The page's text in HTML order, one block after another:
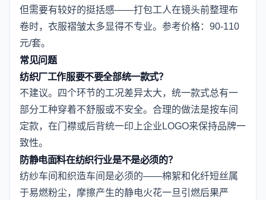
但需要有较好的挺括感——打包工人在镜头前整理布
卷时，衣服褶皱太多显得不专业。参考价格：90-110
元/套。
常见问题
纺织厂工作服要不要全部统一款式？
不建议。四个环节的工况差异太大，统一款式总有一
部分工种穿着不舒服或不安全。合理的做法是按车间
定款，在门襟或后背统一印上企业LOGO来保持品牌一
致性。
防静电面料在纺织行业是不是必须的？
纺纱车间和织造车间是必须的——棉絮和化纤短丝属
于易燃粉尘，摩擦产生的静电火花一旦引燃后果严